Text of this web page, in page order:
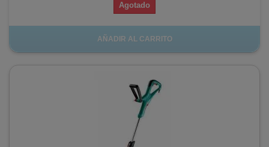
Agotado
AÑADIR AL CARRITO